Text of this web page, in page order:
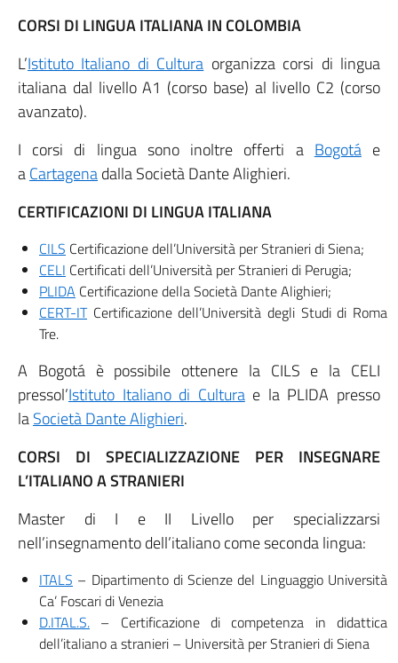
CORSI DI LINGUA ITALIANA IN COLOMBIA
L’Istituto Italiano di Cultura organizza corsi di lingua
italiana dal livello A1 (corso base) al livello C2 (corso
avanzato).
I corsi di lingua sono inoltre offerti a Bogotáe
aCartagenadalla Società Dante Alighieri.
CERTIFICAZIONI DI LINGUA ITALIANA
CILS Certificazione dell’Università per Stranieri di Siena;
CELI Certificati dell’Università per Stranieri di Perugia;
PLIDA Certificazione della Società Dante Alighieri;
CERT-ITCertificazione dell’Università degli Studi di Roma
Tre.
A Bogotá è possibile ottenere la CILS e la CELI
pressol’Istituto Italiano di Culturae la PLIDA presso
laSocietà Dante Alighieri.
CORSI DI SPECIALIZZAZIONE PER INSEGNARE
L’ITALIANO A STRANIERI
Master di I e II Livello per specializzarsi
nell’insegnamento dell’italiano come seconda lingua:
ITALS – Dipartimento di Scienze del Linguaggio Università
Ca’ Foscari di Venezia
D.ITAL.S. – Certificazione di competenza in didattica
dell’italiano a stranieri – Università per Stranieri di Siena